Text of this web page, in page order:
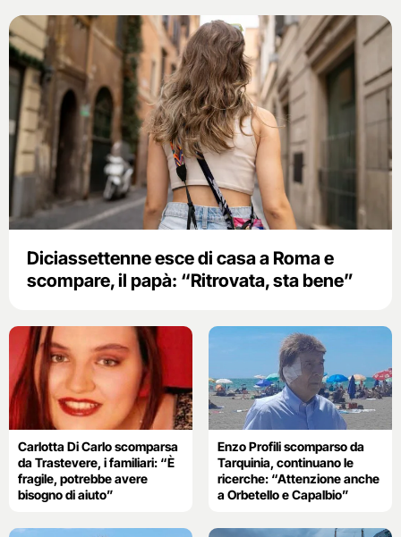
Diciassettenne esce di casa a Roma e
scompare, il papà: “Ritrovata, sta bene”
Carlotta Di Carlo scomparsa
da Trastevere, i familiari: “È
fragile, potrebbe avere
bisogno di aiuto”
Enzo Profili scomparso da
Tarquinia, continuano le
ricerche: “Attenzione anche
a Orbetello e Capalbio”